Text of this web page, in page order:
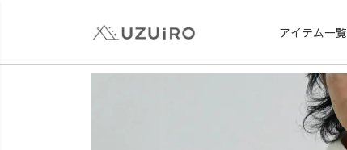
アイテム一覧